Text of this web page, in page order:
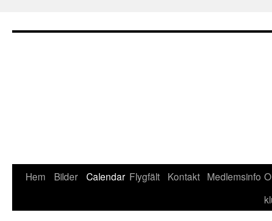
till
Hem Bilder Calendar Flygfält Kontakt Medlemsinfo